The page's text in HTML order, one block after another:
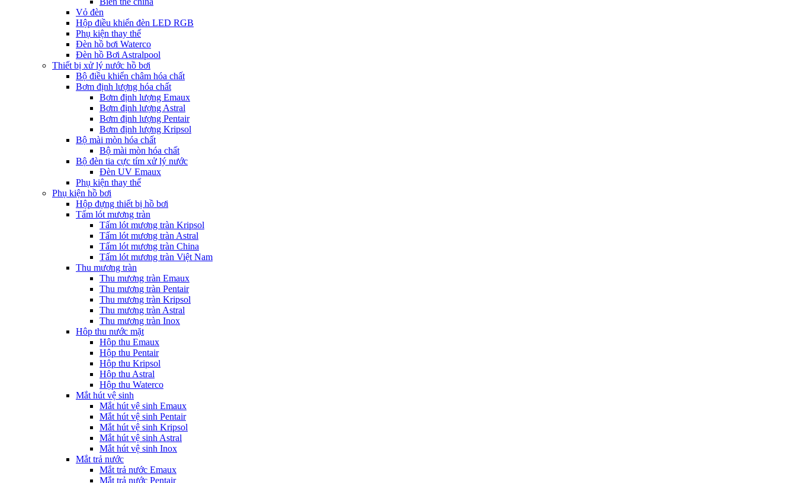
Vỏ đèn
Hộp điều khiển đèn LED RGB
Phụ kiện thay thế
Đèn hồ bơi Waterco
Đèn hồ Bơi Astralpool
Thiết bị xử lý nước hồ bơi
Bộ điều khiển châm hóa chất
Bơm định lượng hóa chất
Bơm định lượng Emaux
Bơm định lượng Astral
Bơm định lượng Pentair
Bơm định lượng Kripsol
Bộ mài mòn hóa chất
Bộ mài mòn hóa chất
Bộ đèn tia cực tím xử lý nước
Đèn UV Emaux
Phụ kiện thay thế
Phụ kiện hồ bơi
Hộp đựng thiết bị hồ bơi
Tấm lót mương tràn
Tấm lót mương tràn Kripsol
Tấm lót mương tràn Astral
Tấm lót mương tràn China
Tấm lót mương tràn Việt Nam
Thu mương tràn
Thu mương tràn Emaux
Thu mương tràn Pentair
Thu mương tràn Kripsol
Thu mương tràn Astral
Thu mương tràn Inox
Hôp thu nước mặt
Hộp thu Emaux
Hộp thu Pentair
Hộp thu Kripsol
Hộp thu Astral
Hộp thu Waterco
Mắt hút vệ sinh
Mắt hút vệ sinh Emaux
Mắt hút vệ sinh Pentair
Mắt hút vệ sinh Kripsol
Mắt hút vệ sinh Astral
Mắt hút vệ sinh Inox
Mắt trả nước
Mắt trả nước Emaux
Mắt trả nước Pentair